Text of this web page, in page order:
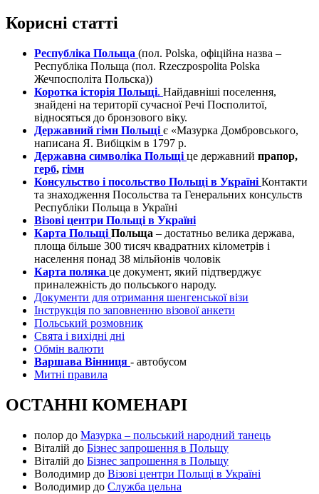
Корисні статті
Республіка Польща (пол. Polska, офіційна назва –
Республіка Польща (пол. Rzeczpospolita Polska
Жечпосполіта Польска))
Коротка історія Польщі. Найдавніші поселення,
знайдені на території сучасної Речі Посполитої,
відносяться до бронзового віку.
Державний гімн Польщі є «Мазурка Домбровського,
написана Я. Вибіцкім в 1797 р.
Державна символіка Польщі це державний прапор,
герб, гімн
Консульство і посольство Польщі в Україні Контакти
та знаходження Посольства та Генеральних консульств
Республіки Польща в Україні
Візові центри Польщі в Україні
Карта Польщі Польща – достатньо велика держава,
площа більше 300 тисяч квадратних кілометрів і
населення понад 38 мільйонів чоловік
Карта поляка це документ, який підтверджує
приналежність до польського народу.
Документи для отримання шенгенської візи
Інструкція по заповненню візової анкети
Польський розмовник
Свята і вихідні дні
Обмін валюти
Варшава Вінниця - автобусом
Митні правила
ОСТАННІ КОМЕНАРІ
полор до Мазурка – польський народний танець
Віталій до Бізнес запрошення в Польщу
Віталій до Бізнес запрошення в Польщу
Володимир до Візові центри Польщі в Україні
Володимир до Служба цельна